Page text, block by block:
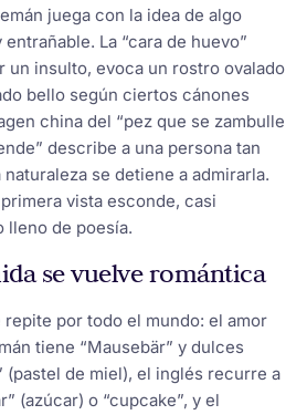
juega con la idea de algo
La “cara de huevo”
un insulto, evoca un rostro ovalado
bello según ciertos cánones
china del “pez que se zambulle
describe a una persona tan
se detiene a admirarla.
vista esconde, casi
lleno de poesía.
se vuelve romántica
repite por todo el mundo: el amor
tiene “Mausebär” y dulces
(pastel de miel), el inglés recurre a
(azúcar) o “cupcake”, y el